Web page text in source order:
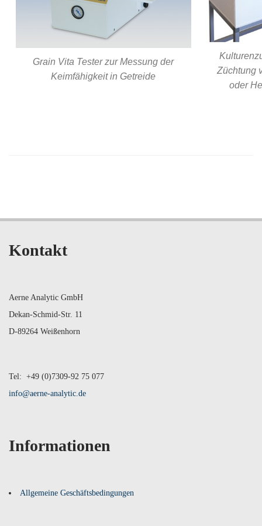
Grain Vita Tester zur Messung der
Keimfähigkeit in Getreide
Züchtung
oder
Kontakt
Aerne Analytic GmbH
Dekan-Schmid-Str. 11
D-89264 Weißenhorn
Tel: +49 (0)7309-92 75 077
info@aerne-analytic.de
Informationen
Allgemeine Geschäftsbedingungen